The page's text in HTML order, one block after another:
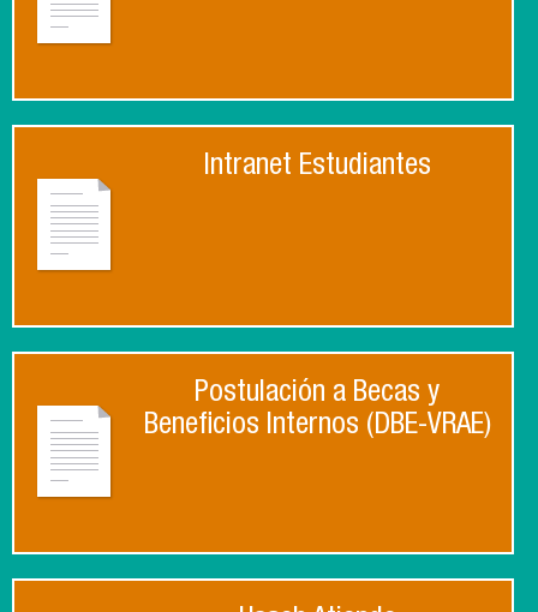
Intranet Estudiantes
Postulación a Becas y
Beneficios Internos (DBE-VRAE)